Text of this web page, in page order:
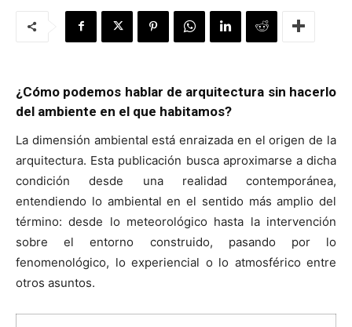
¿Cómo podemos hablar de arquitectura sin hacerlo
del ambiente en el que habitamos?
La dimensión ambiental está enraizada en el origen de la
arquitectura. Esta publicación busca aproximarse a dicha
condición desde una realidad contemporánea,
entendiendo lo ambiental en el sentido más amplio del
término: desde lo meteorológico hasta la intervención
sobre el entorno construido, pasando por lo
fenomenológico, lo experiencial o lo atmosférico entre
otros asuntos.